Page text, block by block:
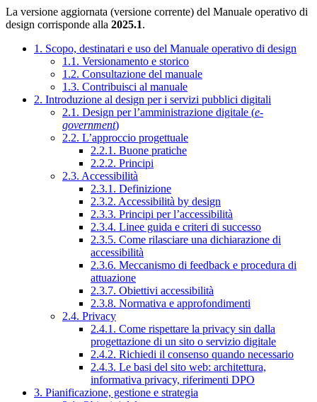
La versione aggiornata (versione corrente) del Manuale operativo di
design corrisponde alla 2025.1.
1. Scopo, destinatari e uso del Manuale operativo di design
1.1. Versionamento e storico
1.2. Consultazione del manuale
1.3. Contribuisci al manuale
2. Introduzione al design per i servizi pubblici digitali
2.1. Design per l’amministrazione digitale (e-
government)
2.2. L’approccio progettuale
2.2.1. Buone pratiche
2.2.2. Principi
2.3. Accessibilità
2.3.1. Definizione
2.3.2. Accessibilità by design
2.3.3. Principi per l’accessibilità
2.3.4. Linee guida e criteri di successo
2.3.5. Come rilasciare una dichiarazione di
accessibilità
2.3.6. Meccanismo di feedback e procedura di
attuazione
2.3.7. Obiettivi accessibilità
2.3.8. Normativa e approfondimenti
2.4. Privacy
2.4.1. Come rispettare la privacy sin dalla
progettazione di un sito o servizio digitale
2.4.2. Richiedi il consenso quando necessario
2.4.3. Le basi del sito web: architettura,
informativa privacy, riferimenti DPO
3. Pianificazione, gestione e strategia